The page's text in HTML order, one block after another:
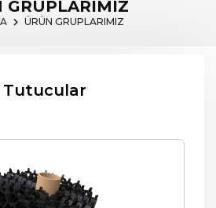
GRUPLARIMIZ
ÜRÜN GRUPLARIMIZ
Tutucular